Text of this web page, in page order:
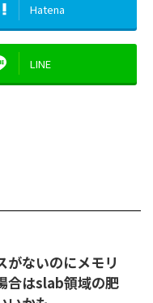
Hatena
LINE
がないのにメモリ
合はslab領域の肥